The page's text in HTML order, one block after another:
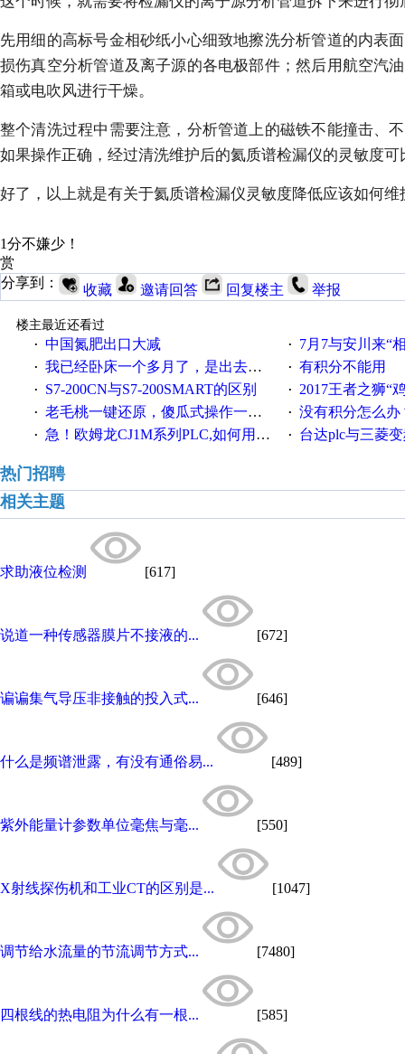
先用细的高标号金相砂纸小心细致地擦洗分析管道的内表
损伤真空分析管道及离子源的各电极部件；然后用航空汽
箱或电吹风进行干燥。
整个清洗过程中需要注意，分析管道上的磁铁不能撞击、
如果操作正确，经过清洗维护后的氦质谱检漏仪的灵敏度
好了，以上就是有关于氦质谱检漏仪灵敏度降低应该如何
1分不嫌少！
赏
分享到：
收藏 邀请回答 回复楼主 举报
楼主最近还看过
· 中国氮肥出口大减 · 7月7与安川来“
· 我已经卧床一个多月了，是出去安装机械手在高速遭遇车祸所致:大家工作都要特别注意啊 · 有积分不能用
· S7-200CN与S7-200SMART的区别 · 2017王者之狮“鸡”情签到
· 老毛桃一键还原，傻瓜式操作一键轻松备份还原；程序为向导式安装，一键即可实现自动备份或还原系统。 · 没有积分怎么办
· 急！欧姆龙CJ1M系列PLC,如何用时间控制变频器。要求时间在组态王中可以自由输入！拜托各位大神了！ · 台达plc与三菱
热门招聘
相关主题
求助液位检测 [617]
说道一种传感器膜片不接液的... [672]
谝谝集气导压非接触的投入式... [646]
什么是频谱泄露，有没有通俗易... [489]
紫外能量计参数单位毫焦与毫... [550]
X射线探伤机和工业CT的区别是... [1047]
调节给水流量的节流调节方式... [7480]
四根线的热电阻为什么有一根... [585]